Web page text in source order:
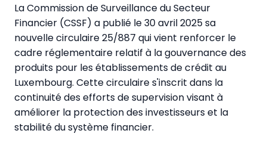
La Commission de Surveillance du Secteur
Financier (CSSF) a publié le 30 avril 2025 sa
nouvelle circulaire 25/887 qui vient renforcer le
cadre réglementaire relatif à la gouvernance des
produits pour les établissements de crédit au
Luxembourg. Cette circulaire s'inscrit dans la
continuité des efforts de supervision visant à
améliorer la protection des investisseurs et la
stabilité du système financier.